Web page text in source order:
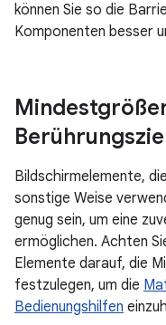
können Sie so die
Komponenten besser
Bildschirmelemente,
sonstige Weise
genug sein, um eine
ermöglichen. Achten
Elemente darauf, die
festzulegen, um die
Bedienungshilfen